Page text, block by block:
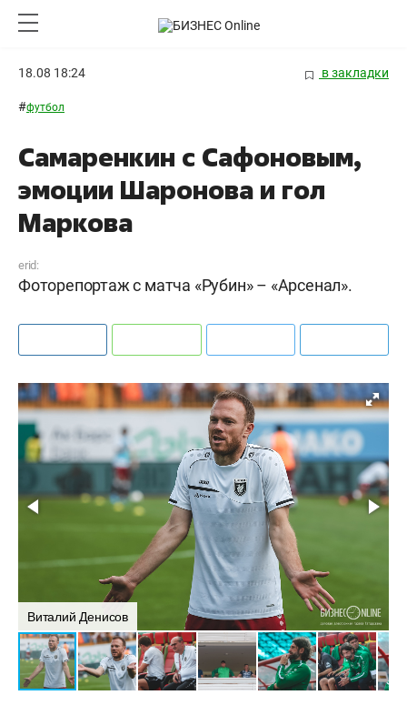
18.08 18:24 в закладки
#футбол
Самаренкин с Сафоновым,
эмоции Шаронова и гол
Маркова
erid:
Фоторепортаж с матча «Рубин» – «Арсенал».
Виталий Денисов